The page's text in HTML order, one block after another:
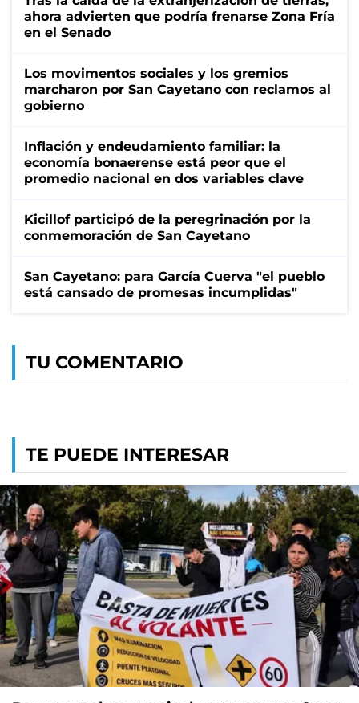
ahora advierten que podría frenarse Zona Fría
en el Senado
Los movimentos sociales y los gremios
marcharon por San Cayetano con reclamos al
gobierno
Inflación y endeudamiento familiar: la
economía bonaerense está peor que el
promedio nacional en dos variables clave
Kicillof participó de la peregrinación por la
conmemoración de San Cayetano
San Cayetano: para García Cuerva "el pueblo
está cansado de promesas incumplidas"
TU COMENTARIO
TE PUEDE INTERESAR